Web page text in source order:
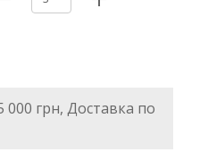
000 грн, Доставка по